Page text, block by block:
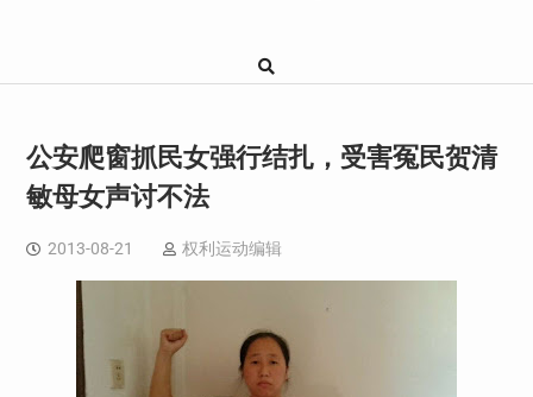
公安爬窗抓民女强行结扎，受害冤民贺清
敏母女声讨不法
2013-08-21 权利运动编辑